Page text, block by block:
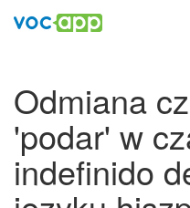
Odmiana
'podar' w
indefinido